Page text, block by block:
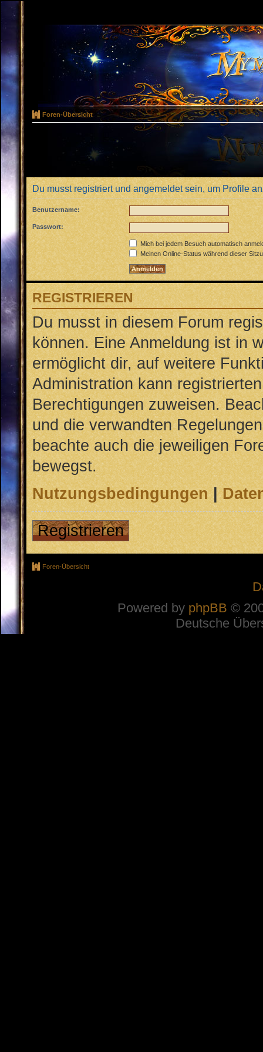
Foren-Übersicht
Du musst registriert und angemeldet sein, um Profile
Benutzername:
Passwort:
Mich bei jedem Besuch automatisch
Meinen Online-Status während dieser
REGISTRIEREN
Du musst in diesem Forum
können. Eine Anmeldung ist in
ermöglicht dir, auf weitere
Administration kann
Berechtigungen zuweisen.
und die verwandten
beachte auch die jeweiligen
bewegst.
Nutzungsbedingungen|
Registrieren
Foren-Übersicht
Powered by phpBB ©
Deutsche